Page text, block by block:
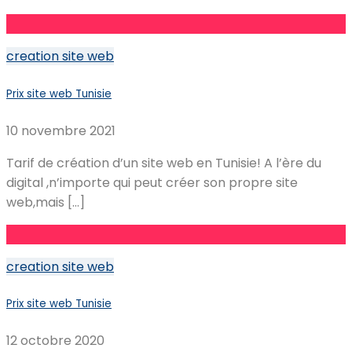
creation site web
Prix site web Tunisie
10 novembre 2021
Tarif de création d’un site web en Tunisie! A l’ère du
digital ,n’importe qui peut créer son propre site
web,mais […]
creation site web
Prix site web Tunisie
12 octobre 2020